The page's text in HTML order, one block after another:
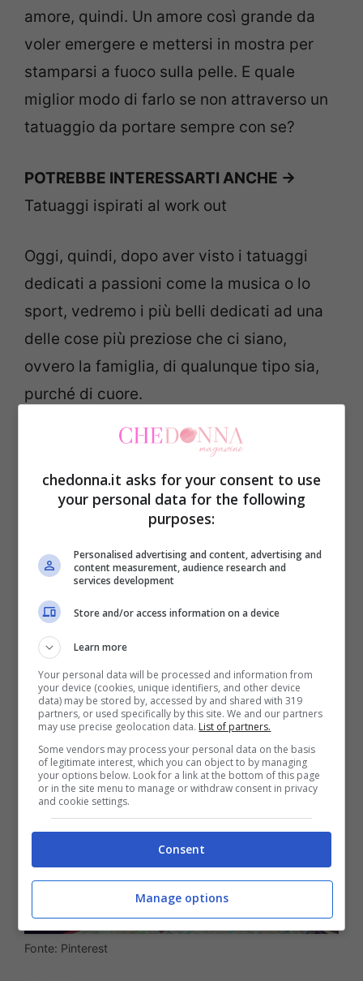
amore, quindi. Un amore così grande da
voler emergere e mettersi in mostra per
stamparsi a fuoco sulla pelle. E quale
miglior modo di farlo se non attraverso un
tatuaggio da portare sempre con se?
POTREBBE INTERESSARTI ANCHE ->
Tatuaggi ispirati al work out
Oggi, quindi, dopo aver visto i tatuaggi
dedicati a passioni come la musica o lo
sport, vedremo i più belli dedicati ad una
delle cose più preziose che ci siano,
ovvero la famiglia, di qualunque tipo sia,
purché di cuore.
Fonte: Pinterest
Fonte: Pinterest
chedonna.it asks for your consent to use
your personal data for the following
purposes:
Personalised advertising and content, advertising and
content measurement, audience research and
services development
Store and/or access information on a device
Learn more
Your personal data will be processed and information from
your device (cookies, unique identifiers, and other device
data) may be stored by, accessed by and shared with 319
partners, or used specifically by this site. We and our partners
may use precise geolocation data. List of partners.
Some vendors may process your personal data on the basis
of legitimate interest, which you can object to by managing
your options below. Look for a link at the bottom of this page
or in the site menu to manage or withdraw consent in privacy
and cookie settings.
Consent
Manage options